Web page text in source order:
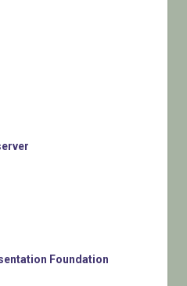
Foundation